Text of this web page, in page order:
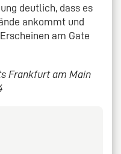
deutlich, dass es
ankommt und
am Gate
Frankfurt am Main